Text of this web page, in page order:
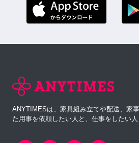
ANYTIMESは、家具組み立てや配送、家
た用事を依頼したい人と、仕事をしたい人